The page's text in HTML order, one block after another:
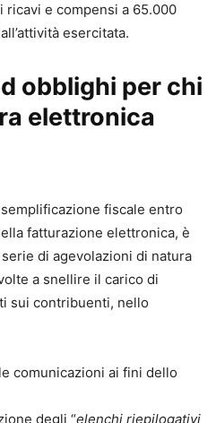
ricavi e compensi a 65.000
esercitata.
obblighi per chi
elettronica
fiscale entro
fatturazione elettronica, è
di agevolazioni di natura
a snellire il carico di
sui contribuenti, nello
comunicazioni ai fini dello
degli “elenchi riepilogativi